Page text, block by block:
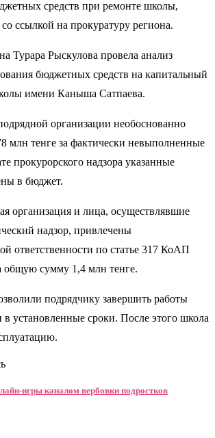
средств при ремонте школы,
ссылкой на прокуратуру региона.
Турара Рыскулова провела анализ
бюджетных средств на капитальный
имени Каныша Сатпаева.
организации необоснованно
млн тенге за фактически невыполненные
прокурорского надзора указанные
в бюджет.
организация и лица, осуществлявшие
надзор, привлечены
ответственности по статье 317 КоАП
сумму 1,4 млн тенге.
подрядчику завершить работы
установленные сроки. После этого школа
игры каналом вербовки подростков